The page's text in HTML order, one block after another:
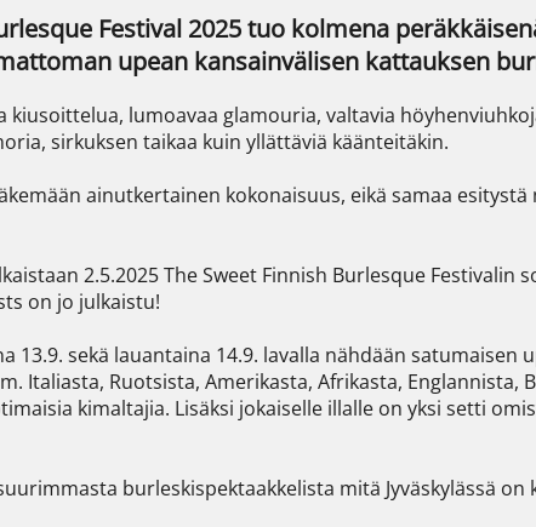
Festival 2025 tuo kolmena
upean kansainvälisen kattauksen
kiusoittelua, lumoavaa glamouria, valtavia
sirkuksen taikaa kuin yllättäviä käänteitäkin.
ainutkertainen kokonaisuus, eikä samaa
2.5.2025 The Sweet Finnish Burlesque Festivalin
on jo julkaistu!
13.9. sekä lauantaina 14.9. lavalla nähdään satumaisen
Italiasta, Ruotsista, Amerikasta, Afrikasta, Englannista,
kimaltajia. Lisäksi jokaiselle illalle on yksi setti
burleskispektaakkelista mitä Jyväskylässä on